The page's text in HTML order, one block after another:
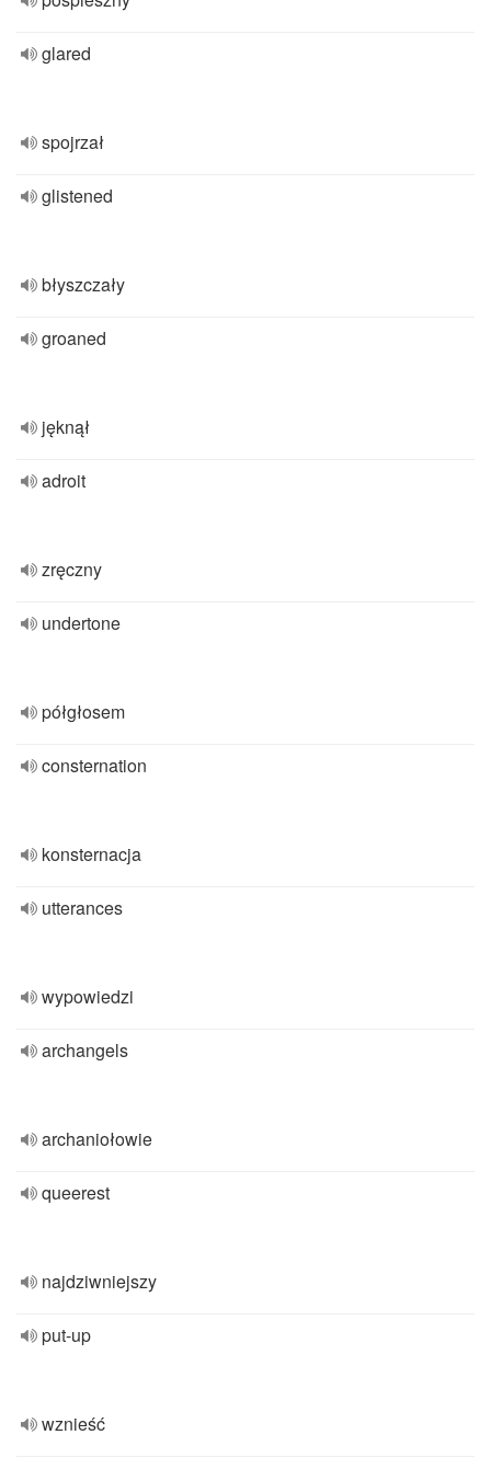
glared
spojrzał
glistened
błyszczały
groaned
jęknął
adroit
zręczny
undertone
półgłosem
consternation
konsternacja
utterances
wypowiedzi
archangels
archaniołowie
queerest
najdziwniejszy
put-up
wznieść